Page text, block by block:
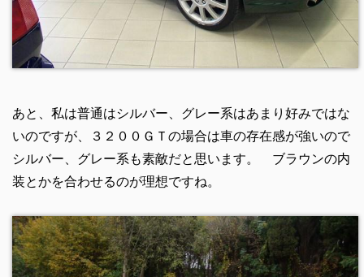
あと、私は普通はシルバー、グレー系はあまり好みではな
いのですが、３２００ＧＴの場合は車の存在感が強いので
シルバー、グレー系も素敵だと思います。 ブラウンの内
装とかを合わせるのが理想ですね。